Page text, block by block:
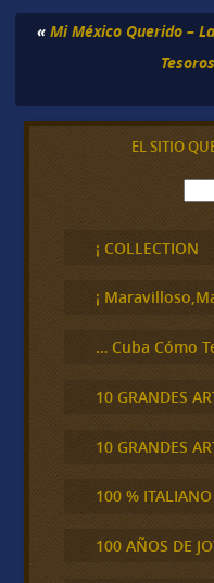
« Mi México Querido –
EL SITIO
B
u
c
a
¡ COLLECTION
¡
… Cuba Cómo
10 GRANDES
10 GRANDES
100 % ITALIANO
100 AÑOS DE